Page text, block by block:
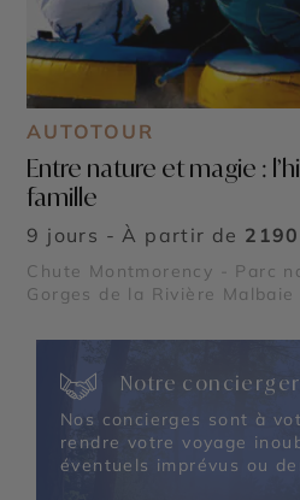
AUTOTOUR
Entre nature et magie :
famille
9 jours - À partir de
Chute Montmorency - Parc
Gorges de la Rivière
Notre
Nos concierges sont à
rendre votre voyage
éventuels imprévus ou